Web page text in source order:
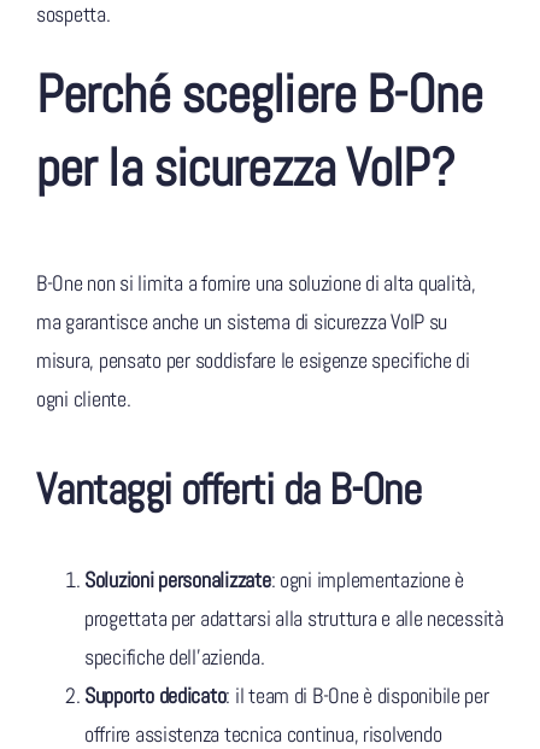
sospetta.
Perché scegliere B-One
per la sicurezza VoIP?
B-One non si limita a fornire una soluzione di alta qualità,
ma garantisce anche un sistema di sicurezza VoIP su
misura, pensato per soddisfare le esigenze specifiche di
ogni cliente.
Vantaggi offerti da B-One
Soluzioni personalizzate: ogni implementazione è
progettata per adattarsi alla struttura e alle necessità
specifiche dell’azienda.
Supporto dedicato: il team di B-One è disponibile per
offrire assistenza tecnica continua, risolvendo